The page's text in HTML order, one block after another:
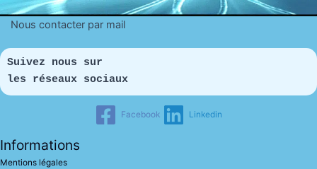
Nous contacter par mail
Suivez nous sur
les réseaux sociaux
Facebook Linkedin
Informations
Mentions légales